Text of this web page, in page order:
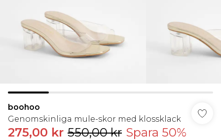
boohoo
Genomskinliga mule-skor med klossklack
275,00 kr 550,00 kr Spara 50%